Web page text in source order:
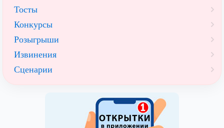
Тосты
Конкурсы
Розыгрыши
Извинения
Сценарии